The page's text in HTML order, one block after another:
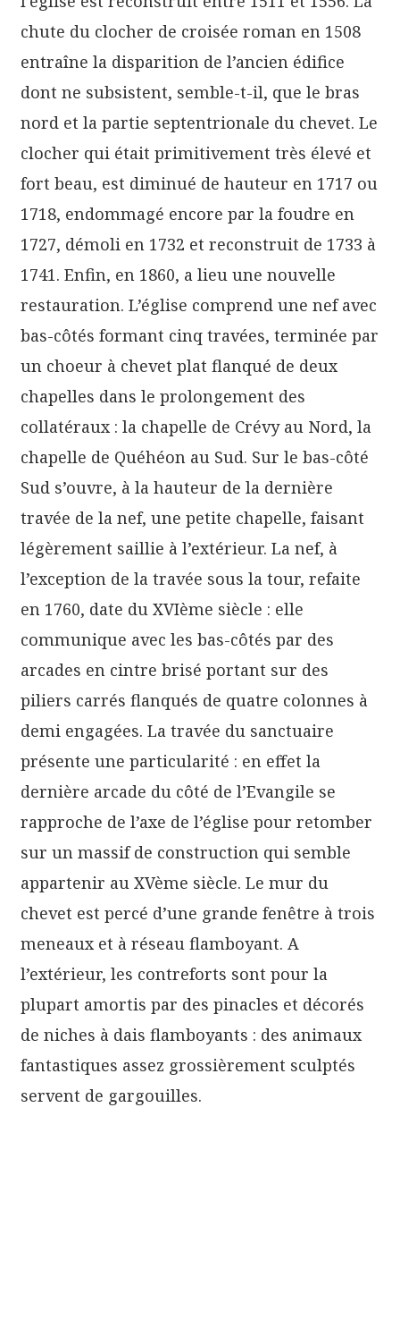
chute du clocher de croisée roman en 1508
entraîne la disparition de l’ancien édifice
dont ne subsistent, semble-t-il, que le bras
nord et la partie septentrionale du chevet. Le
clocher qui était primitivement très élevé et
fort beau, est diminué de hauteur en 1717 ou
1718, endommagé encore par la foudre en
1727, démoli en 1732 et reconstruit de 1733 à
1741. Enfin, en 1860, a lieu une nouvelle
restauration. L’église comprend une nef avec
bas-côtés formant cinq travées, terminée par
un choeur à chevet plat flanqué de deux
chapelles dans le prolongement des
collatéraux : la chapelle de Crévy au Nord, la
chapelle de Quéhéon au Sud. Sur le bas-côté
Sud s’ouvre, à la hauteur de la dernière
travée de la nef, une petite chapelle, faisant
légèrement saillie à l’extérieur. La nef, à
l’exception de la travée sous la tour, refaite
en 1760, date du XVIème siècle : elle
communique avec les bas-côtés par des
arcades en cintre brisé portant sur des
piliers carrés flanqués de quatre colonnes à
demi engagées. La travée du sanctuaire
présente une particularité : en effet la
dernière arcade du côté de l’Evangile se
rapproche de l’axe de l’église pour retomber
sur un massif de construction qui semble
appartenir au XVème siècle. Le mur du
chevet est percé d’une grande fenêtre à trois
meneaux et à réseau flamboyant. A
l’extérieur, les contreforts sont pour la
plupart amortis par des pinacles et décorés
de niches à dais flamboyants : des animaux
fantastiques assez grossièrement sculptés
servent de gargouilles.